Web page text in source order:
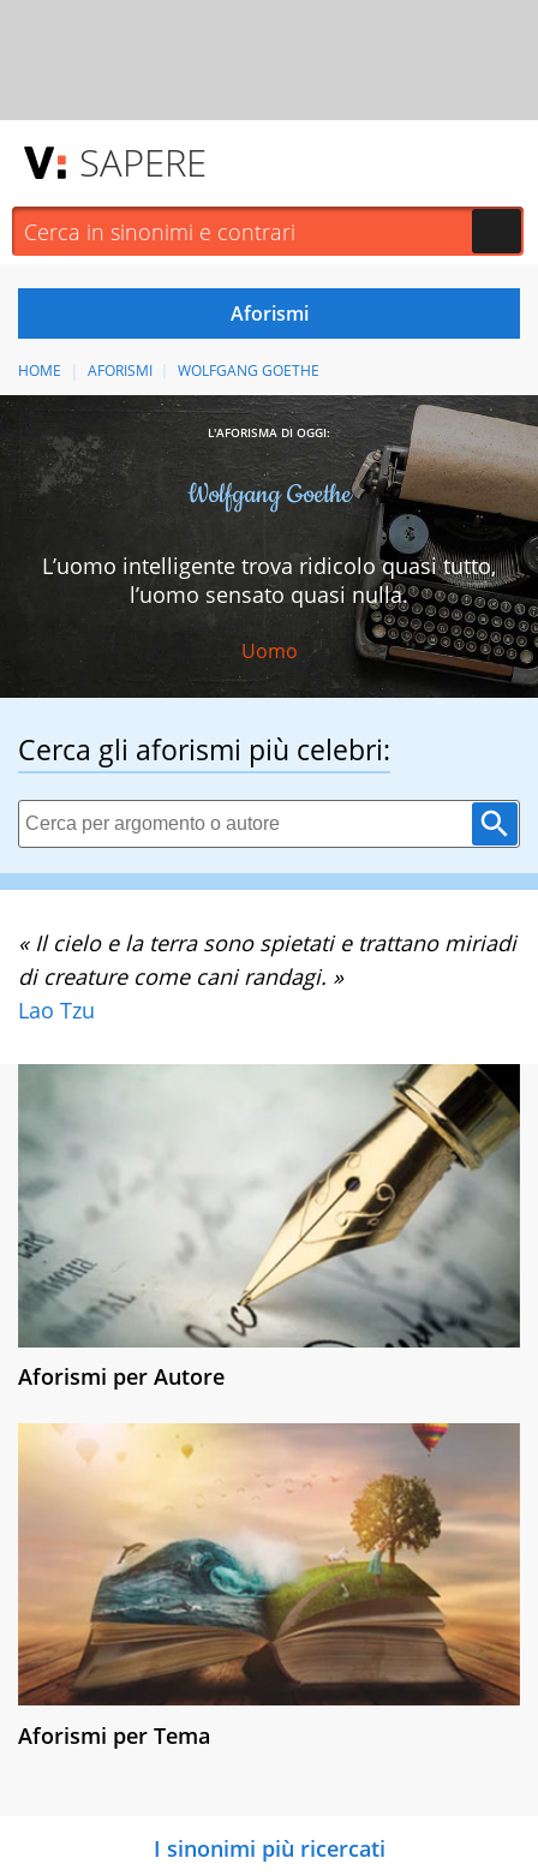
SAPERE
HOME AFORISMI WOLFGANG GOETHE
L'AFORISMA DI OGGI:
Wolfgang Goethe
L’uomo intelligente trova ridicolo quasi tutto,
l’uomo sensato quasi nulla.
Uomo
Cerca gli aforismi più celebri:
« Il cielo e la terra sono spietati e trattano miriadi
di creature come cani randagi. »
Lao Tzu
Aforismi per Autore
Aforismi per Tema
I sinonimi più ricercati